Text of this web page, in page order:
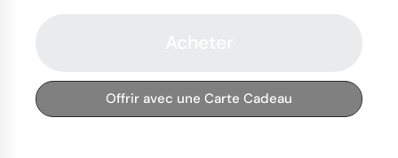
Offrir avec une Carte Cadeau